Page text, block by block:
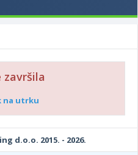
na utrku
d.o.o. 2015. - 2026.